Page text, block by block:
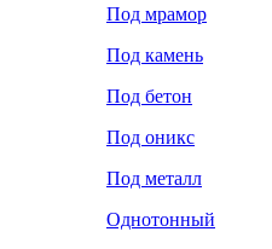
Под мрамор
Под камень
Под бетон
Под оникс
Под металл
Однотонный